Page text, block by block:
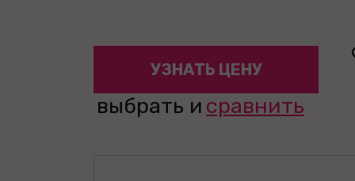
УЗНАТЬ ЦЕНУ
выбрать и сравнить